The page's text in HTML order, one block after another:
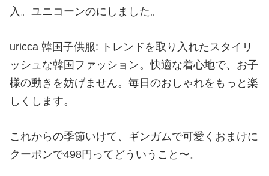
入。ユニコーンのにしました。
uricca 韓国子供服: トレンドを取り入れたスタイリ
ッシュな韓国ファッション。快適な着心地で、お子
様の動きを妨げません。毎日のおしゃれをもっと楽
しくします。
これからの季節いけて、ギンガムで可愛くおまけに
クーポンで498円ってどういうこと〜。